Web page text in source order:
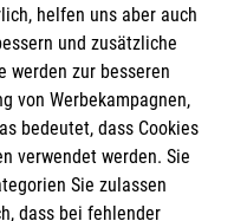
helfen uns aber auch
und zusätzliche
werden zur besseren
von Werbekampagnen,
bedeutet, dass Cookies
verwendet werden. Sie
Sie zulassen
dass bei fehlender